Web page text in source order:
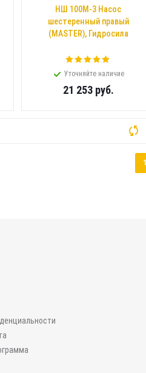
НШ 100М-3 Насос
шестеренный правый
(MASTER), Гидросила
Уточняйте наличие
21 253руб.
1